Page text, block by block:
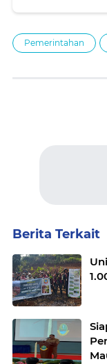
Pemerintahan
Berita Terkait